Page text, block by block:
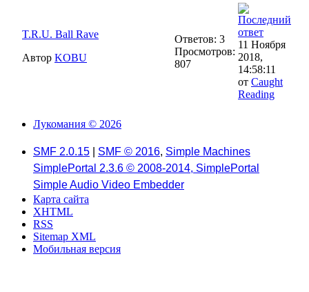
T.R.U. Ball Rave
Автор KOBU
Ответов: 3
Просмотров:
807
11 Ноября
2018,
14:58:11
от Caught
Reading
Лукомания © 2026
SMF 2.0.15 SMF © 2016, Simple Machines
SimplePortal 2.3.6 © 2008-2014, SimplePortal
Simple Audio Video Embedder
Карта сайта
XHTML
RSS
Sitemap XML
Мобильная версия